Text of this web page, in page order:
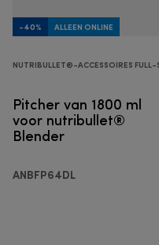
-40% ALLEEN ONLINE
NUTRIBULLET®-ACCESSOIRES FULL-
Pitcher van 1800 ml
voor nutribullet®
Blender
ANBFP64DL